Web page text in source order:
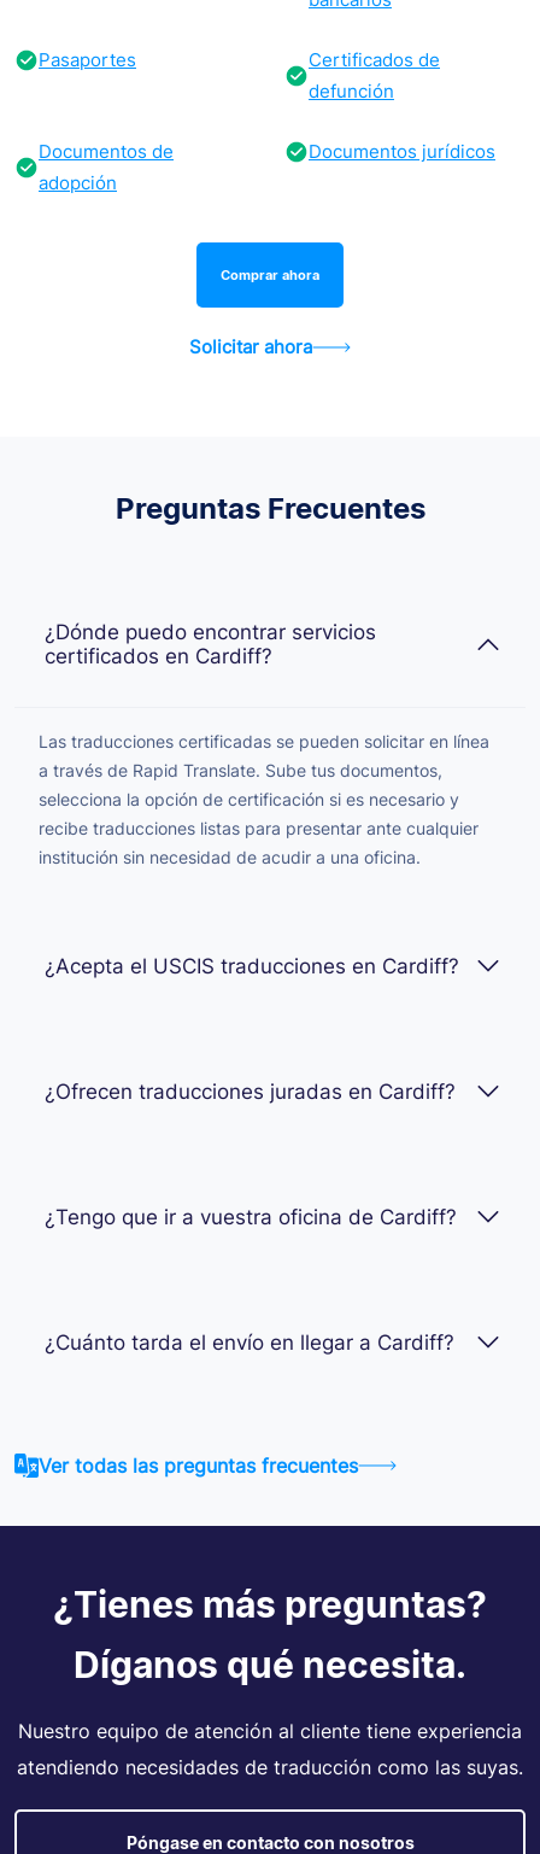
Pasaportes
Certificados de
defunción
Documentos de
adopción
Documentos jurídicos
Comprar ahora
Solicitar ahora
Preguntas Frecuentes
¿Dónde puedo encontrar servicios
certificados en Cardiff?
Las traducciones certificadas se pueden solicitar en línea
a través de Rapid Translate. Sube tus documentos,
selecciona la opción de certificación si es necesario y
recibe traducciones listas para presentar ante cualquier
institución sin necesidad de acudir a una oficina.
¿Acepta el USCIS traducciones en Cardiff?
¿Ofrecen traducciones juradas en Cardiff?
¿Tengo que ir a vuestra oficina de Cardiff?
¿Cuánto tarda el envío en llegar a Cardiff?
Ver todas las preguntas frecuentes
¿Tienes más preguntas?
Díganos qué necesita.
Nuestro equipo de atención al cliente tiene experiencia
atendiendo necesidades de traducción como las suyas.
Póngase en contacto con nosotros